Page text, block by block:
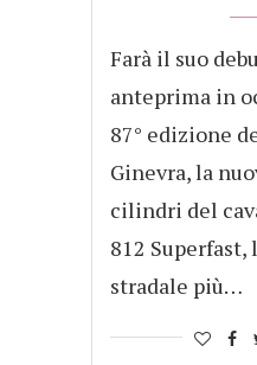
Farà il suo
anteprima in
87° edizione
Ginevra, la
cilindri del
812 Superfast,
stradale più…